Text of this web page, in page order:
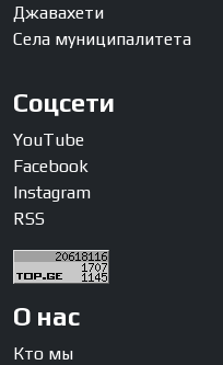
Джавахети
Села муниципалитета
Соцсети
YouTube
Facebook
Instagram
RSS
О нас
Кто мы